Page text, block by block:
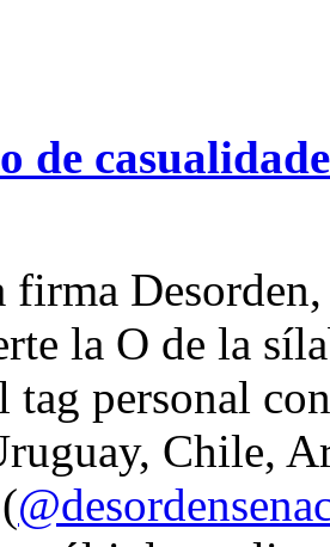
de
firma
la O de la
tag personal
Chile,